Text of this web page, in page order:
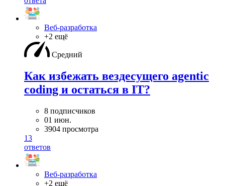
Веб-разработка
+2 ещё
Средний
Как избежать вездесущего agentic
coding и остаться в IT?
8 подписчиков
01 июн.
3904 просмотра
13
ответов
Веб-разработка
+2 ещё